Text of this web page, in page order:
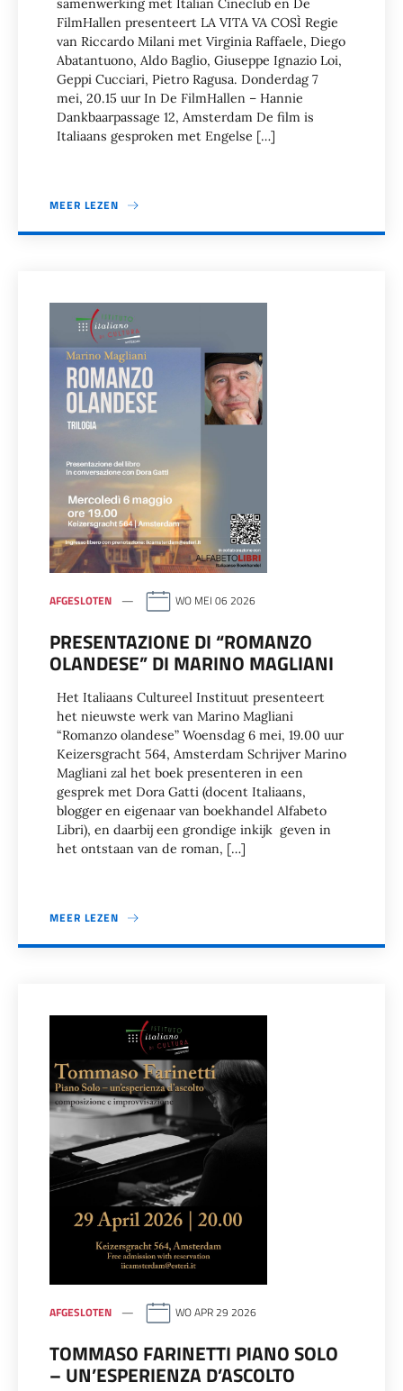
samenwerking met Italian Cineclub en De
FilmHallen presenteert LA VITA VA COSÌ Regie
van Riccardo Milani met Virginia Raffaele, Diego
Abatantuono, Aldo Baglio, Giuseppe Ignazio Loi,
Geppi Cucciari, Pietro Ragusa. Donderdag 7
mei, 20.15 uur In De FilmHallen – Hannie
Dankbaarpassage 12, Amsterdam De film is
Italiaans gesproken met Engelse […]
MEER LEZEN
AFGESLOTEN WO MEI 06 2026
PRESENTAZIONE DI “ROMANZO
OLANDESE” DI MARINO MAGLIANI
Het Italiaans Cultureel Instituut presenteert
het nieuwste werk van Marino Magliani
“Romanzo olandese” Woensdag 6 mei, 19.00 uur
Keizersgracht 564, Amsterdam Schrijver Marino
Magliani zal het boek presenteren in een
gesprek met Dora Gatti (docent Italiaans,
blogger en eigenaar van boekhandel Alfabeto
Libri), en daarbij een grondige inkijk geven in
het ontstaan van de roman, […]
MEER LEZEN
AFGESLOTEN WO APR 29 2026
TOMMASO FARINETTI PIANO SOLO
– UN’ESPERIENZA D’ASCOLTO